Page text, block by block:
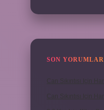
SON YORUMLAR